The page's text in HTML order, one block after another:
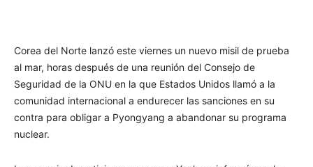
Corea del Norte lanzó este viernes un nuevo misil de prueba
al mar, horas después de una reunión del Consejo de
Seguridad de la ONU en la que Estados Unidos llamó a la
comunidad internacional a endurecer las sanciones en su
contra para obligar a Pyongyang a abandonar su programa
nuclear.